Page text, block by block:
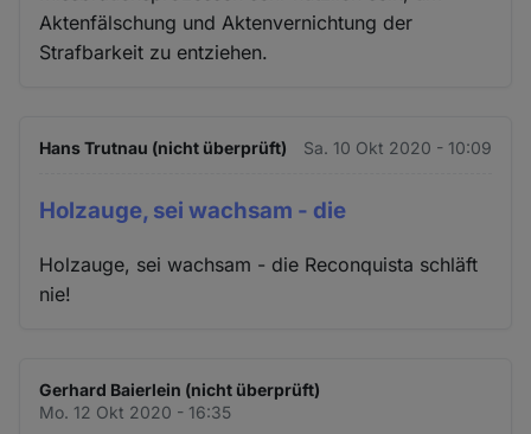
Aktenfälschung und Aktenvernichtung der
Strafbarkeit zu entziehen.
Hans Trutnau (nicht überprüft) Sa. 10 Okt 2020 - 10:09
Holzauge, sei wachsam - die
Holzauge, sei wachsam - die Reconquista schläft
nie!
Gerhard Baierlein (nicht überprüft)
Mo. 12 Okt 2020 - 16:35